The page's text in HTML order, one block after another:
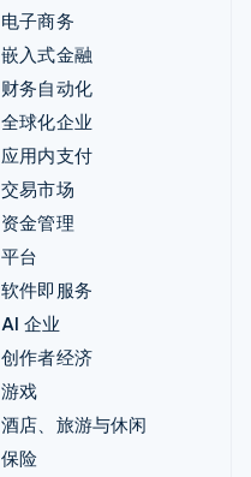
电子商务
嵌入式金融
财务自动化
全球化企业
应用内支付
交易市场
资金管理
平台
软件即服务
AI 企业
创作者经济
游戏
酒店、旅游与休闲
保险